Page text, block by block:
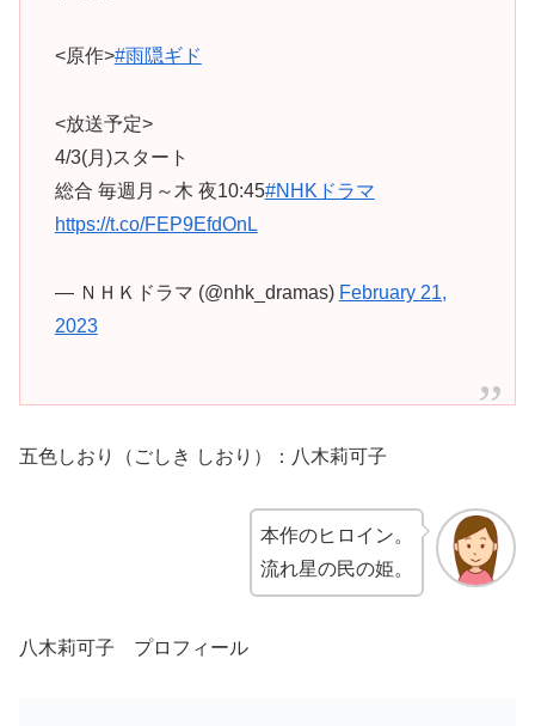
<原作>#雨隠ギド
<放送予定>
4/3(月)スタート
総合 毎週月～木 夜10:45#NHKドラマ
https://t.co/FEP9EfdOnL
— ＮＨＫドラマ (@nhk_dramas) February 21,
2023
五色しおり（ごしき しおり）：八木莉可子
本作のヒロイン。
流れ星の民の姫。
八木莉可子 プロフィール